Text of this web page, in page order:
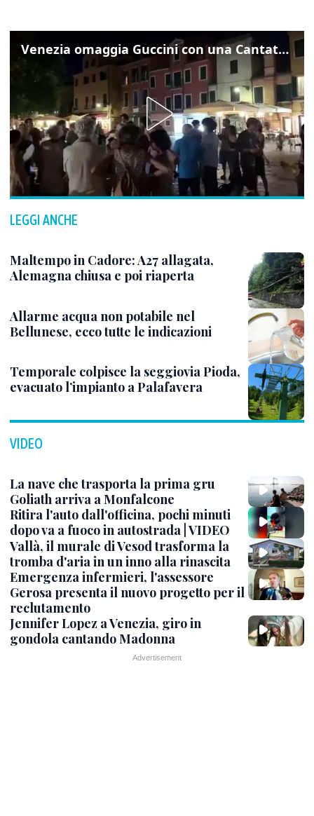
Venezia omaggia Guccini con una Cantata Anarchica in campo Santa Margherita
LEGGI ANCHE
Maltempo in Cadore: A27 allagata,
Alemagna chiusa e poi riaperta
Allarme acqua non potabile nel
Bellunese, ecco tutte le indicazioni
Temporale colpisce la seggiovia Pioda,
evacuato l’impianto a Palafavera
VIDEO
La nave che trasporta la prima gru
Goliath arriva a Monfalcone
Ritira l'auto dall'officina, pochi minuti
dopo va a fuoco in autostrada | VIDEO
Vallà, il murale di Vesod trasforma la
tromba d'aria in un inno alla rinascita
Emergenza infermieri, l'assessore
Gerosa presenta il nuovo progetto per il
reclutamento
Jennifer Lopez a Venezia, giro in
gondola cantando Madonna